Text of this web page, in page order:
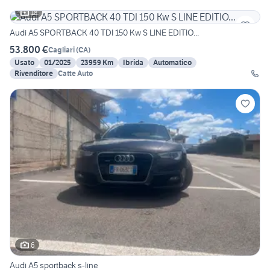
18
Audi A5 SPORTBACK 40 TDI 150 Kw S LINE EDITIO...
53.800 €Cagliari(CA)
Usato
01/2025 23959 Km Ibrida
Automatico
Rivenditore Catte Auto
6
Audi A5 sportback s-line